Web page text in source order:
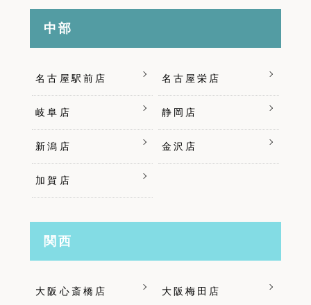
中部
名古屋駅前店 名古屋栄店
岐阜店 静岡店
新潟店 金沢店
加賀店
関西
大阪心斎橋店 大阪梅田店